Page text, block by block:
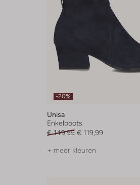
-20%
Unisa
Enkelboots
€ 149,99 € 119,99
+ meer kleuren